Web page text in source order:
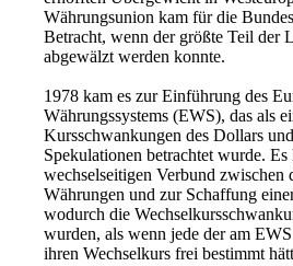
Währungsunion kam für die
Betracht, wenn der größte Teil der
abgewälzt werden konnte.
1978 kam es zur Einführung des
Währungssystems (EWS), das als
Kursschwankungen des Dollars
Spekulationen betrachtet wurde.
wechselseitigen Verbund zwischen
Währungen und zur Schaffung
wodurch die
wurden, als wenn jede der am
ihren Wechselkurs frei bestimmt